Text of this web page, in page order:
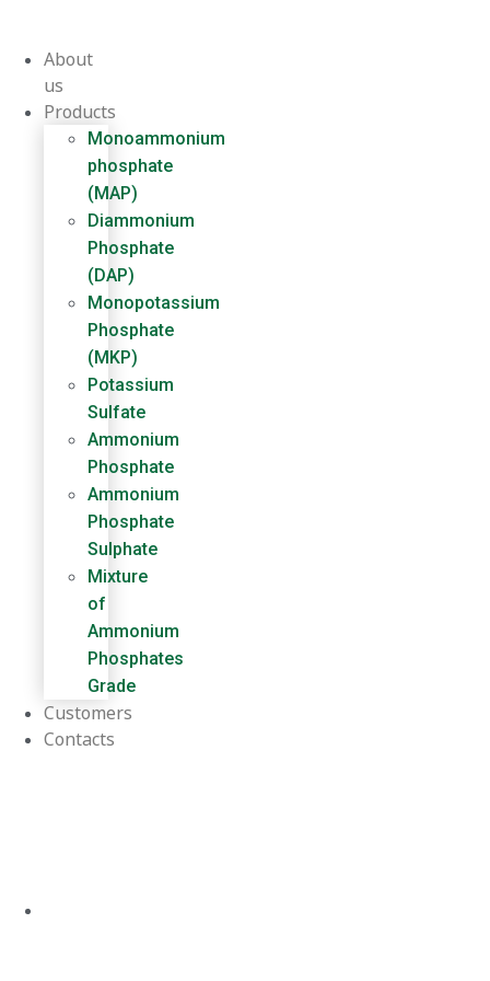
contentAbout
us
Products
Monoammonium
phosphate
(MAP)
Diammonium
Phosphate
(DAP)
Monopotassium
Phosphate
(MKP)
Potassium
Sulfate
Ammonium
Phosphate
Ammonium
Phosphate
Sulphate
Mixture
of
Ammonium
Phosphates
Grade
Customers
Contacts